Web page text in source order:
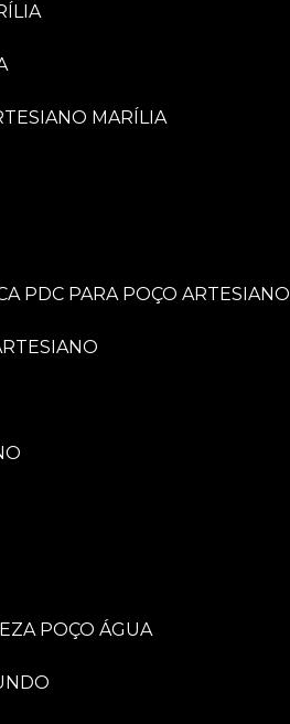
MARÍLIA
PDC PARA POÇO ARTESIANO
POÇO ÁGUA